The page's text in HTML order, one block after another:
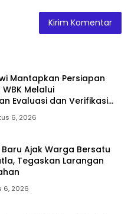
Mantapkan Persiapan
Melalui
Evaluasi dan Verifikasi
6, 2026
Ajak Warga Bersatu
Tegaskan Larangan
6, 2026